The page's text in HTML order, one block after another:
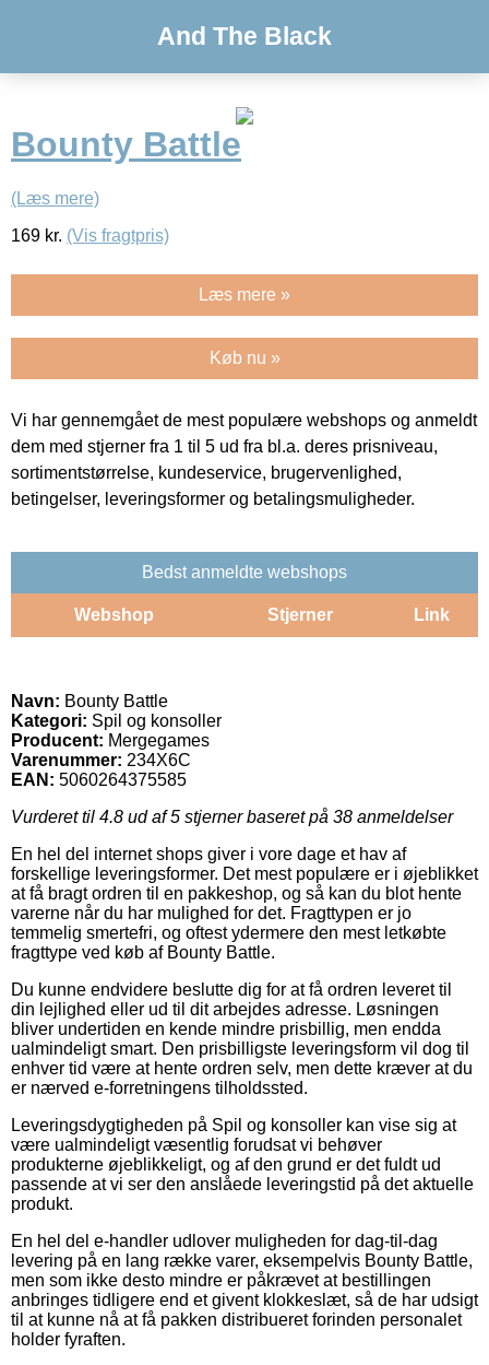
And The Black
Bounty Battle
(Læs mere)
169 kr. (Vis fragtpris)
Læs mere »
Køb nu »
Vi har gennemgået de mest populære webshops og anmeldt
dem med stjerner fra 1 til 5 ud fra bl.a. deres prisniveau,
sortimentstørrelse, kundeservice, brugervenlighed,
betingelser, leveringsformer og betalingsmuligheder.
Bedst anmeldte webshops
Webshop Stjerner Link
Navn: Bounty Battle
Kategori: Spil og konsoller
Producent: Mergegames
Varenummer: 234X6C
EAN: 5060264375585
Vurderet til 4.8 ud af 5 stjerner baseret på 38 anmeldelser
En hel del internet shops giver i vore dage et hav af
forskellige leveringsformer. Det mest populære er i øjeblikket
at få bragt ordren til en pakkeshop, og så kan du blot hente
varerne når du har mulighed for det. Fragttypen er jo
temmelig smertefri, og oftest ydermere den mest letkøbte
fragttype ved køb af Bounty Battle.
Du kunne endvidere beslutte dig for at få ordren leveret til
din lejlighed eller ud til dit arbejdes adresse. Løsningen
bliver undertiden en kende mindre prisbillig, men endda
ualmindeligt smart. Den prisbilligste leveringsform vil dog til
enhver tid være at hente ordren selv, men dette kræver at du
er nærved e-forretningens tilholdssted.
Leveringsdygtigheden på Spil og konsoller kan vise sig at
være ualmindeligt væsentlig forudsat vi behøver
produkterne øjeblikkeligt, og af den grund er det fuldt ud
passende at vi ser den anslåede leveringstid på det aktuelle
produkt.
En hel del e-handler udlover muligheden for dag-til-dag
levering på en lang række varer, eksempelvis Bounty Battle,
men som ikke desto mindre er påkrævet at bestillingen
anbringes tidligere end et givent klokkeslæt, så de har udsigt
til at kunne nå at få pakken distribueret forinden personalet
holder fyraften.